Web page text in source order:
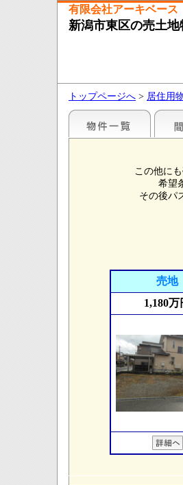
有限会社アーキベース
新潟市東区の売土地
トップページへ > 居住用
この他に
希望
その後パ
売地
1,180万